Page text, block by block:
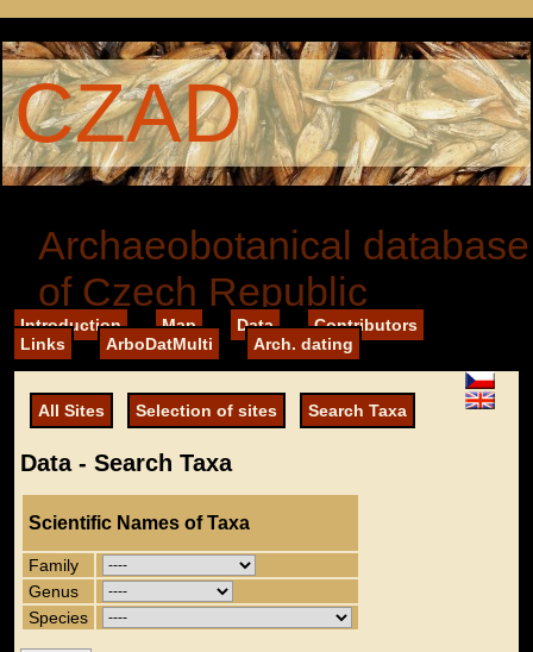
CZAD
Archaeobotanical database
of Czech Republic
Introduction Map Data
Contributors
Links
ArboDatMulti Arch. dating
All Sites Selection of sites Search Taxa
Data - Search Taxa
Scientific Names of Taxa
Family
Genus
Species